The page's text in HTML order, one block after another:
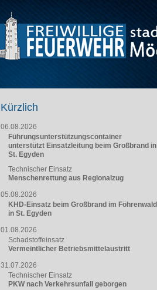
Kürzlich
06.08.2026
Führungsunterstützungscontainer
unterstützt Einsatzleitung beim Großbrand in
St. Egyden
Technischer Einsatz
Menschenrettung aus Regionalzug
05.08.2026
KHD-Einsatz beim Großbrand im Föhrenwald
in St. Egyden
01.08.2026
Schadstoffeinsatz
Vermeintlicher Betriebsmittelaustritt
31.07.2026
Technischer Einsatz
PKW nach Verkehrsunfall geborgen